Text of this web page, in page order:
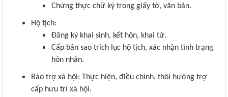
Chứng thực chữ ký trong giấy tờ, văn bản.
Hộ tịch:
Đăng ký khai sinh, kết hôn, khai tử.
Cấp bản sao trích lục hộ tịch, xác nhận tình trạng
hôn nhân.
Bảo trợ xã hội: Thực hiện, điều chỉnh, thôi hưởng trợ
cấp hưu trí xã hội.